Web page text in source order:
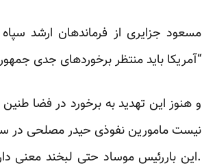
مسعود جزایری از فرماندهان ارشد
“آمریکا باید منتظر برخوردهای جدی
و هنوز این تهدید به برخورد در فضا
نیست مامورین نفوذی حیدر مصلحی در
.این باررئیس موساد حتی لبخند معنی